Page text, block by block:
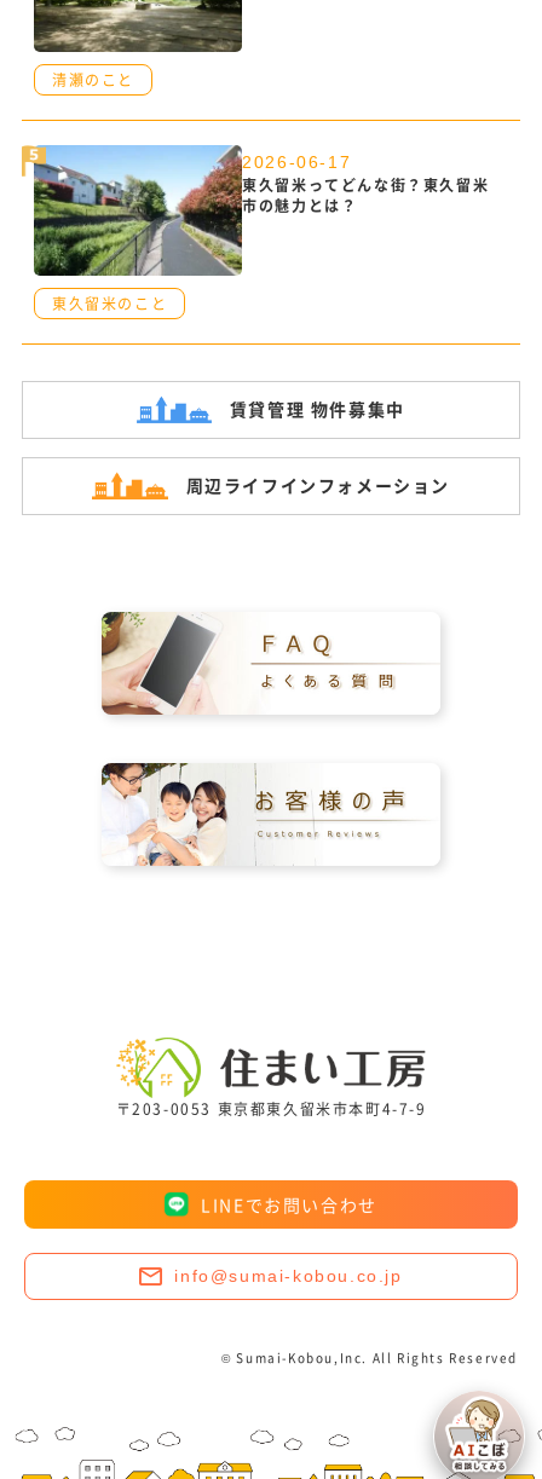
清瀬のこと
2026-06-17
東久留米ってどんな街？東久留米
市の魅力とは？
東久留米のこと
賃貸管理 物件募集中
周辺ライフ インフォメーション
〒203-0053 東京都東久留米市本町4-7-9
LINEでお問い合わせ
info@sumai-kobou.co.jp
© Sumai-Kobou,Inc. All Rights Reserved